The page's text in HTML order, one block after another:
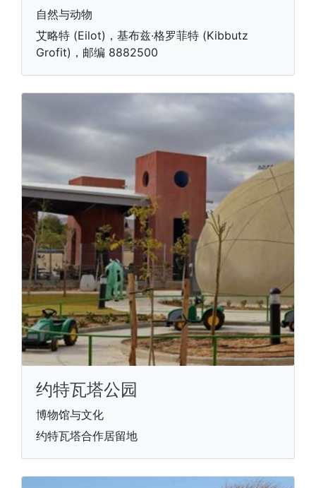
自然与动物
艾略特 (Eilot)，基布兹·格罗菲特 (Kibbutz
Grofit)，邮编 8882500
约特瓦塔公园
博物馆与文化
约特瓦塔合作居留地